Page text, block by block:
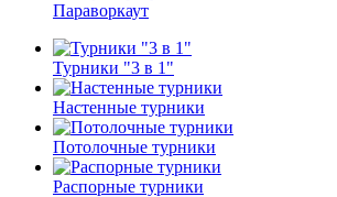
Параворкаут
Турники "3 в 1"
Настенные турники
Потолочные турники
Распорные турники